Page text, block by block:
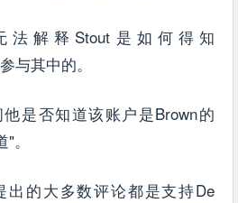
法解释Stout是如何得知
与其中的。
是否知道该账户是Brown的
。
出的大多数评论都是支持De